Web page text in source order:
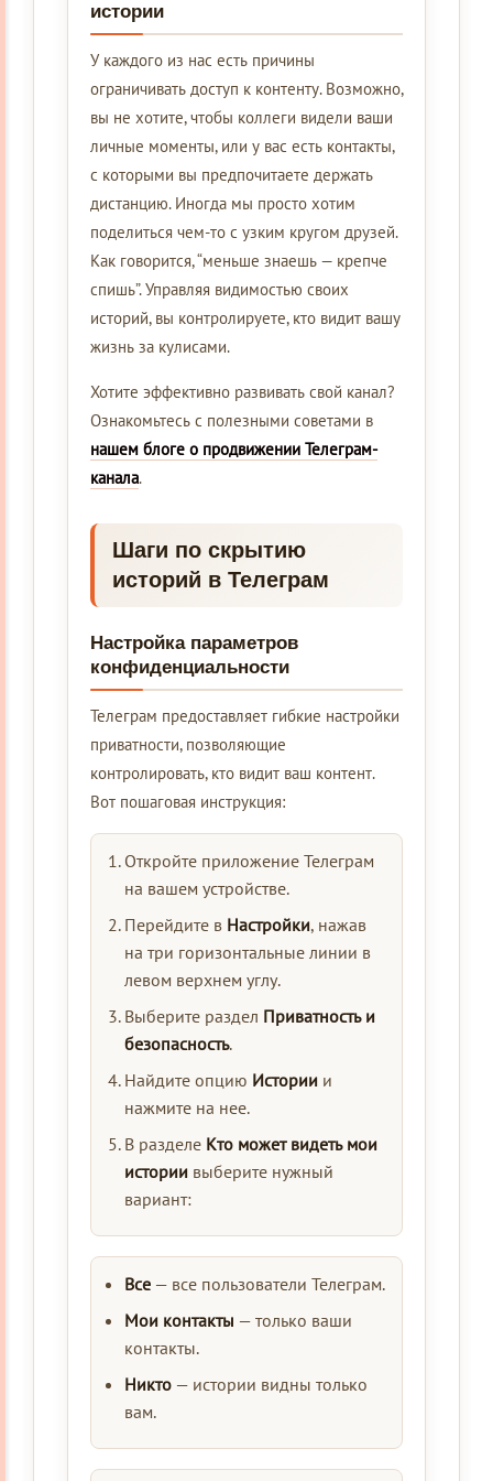
истории
У каждого из нас есть причины
ограничивать доступ к контенту. Возможно,
вы не хотите, чтобы коллеги видели ваши
личные моменты, или у вас есть контакты,
с которыми вы предпочитаете держать
дистанцию. Иногда мы просто хотим
поделиться чем-то с узким кругом друзей.
Как говорится, “меньше знаешь — крепче
спишь”. Управляя видимостью своих
историй, вы контролируете, кто видит вашу
жизнь за кулисами.
Хотите эффективно развивать свой канал?
Ознакомьтесь с полезными советами в
нашем блоге о продвижении Телеграм-
канала.
Шаги по скрытию
историй в Телеграм
Настройка параметров
конфиденциальности
Телеграм предоставляет гибкие настройки
приватности, позволяющие
контролировать, кто видит ваш контент.
Вот пошаговая инструкция:
Откройте приложение Телеграм
на вашем устройстве.
Перейдите в Настройки, нажав
на три горизонтальные линии в
левом верхнем углу.
Выберите раздел Приватность и
безопасность.
Найдите опцию Истории и
нажмите на нее.
В разделе Кто может видеть мои
истории выберите нужный
вариант:
Все — все пользователи Телеграм.
Мои контакты — только ваши
контакты.
Никто — истории видны только
вам.